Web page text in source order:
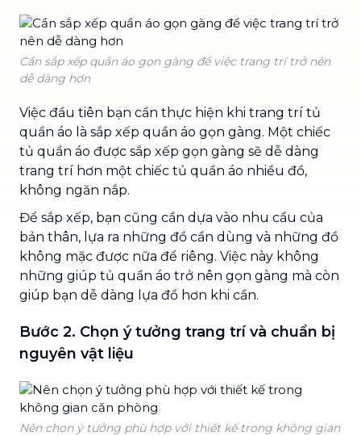
Cần sắp xếp quần áo gọn gàng để việc trang trí trở nên
dễ dàng hơn
Việc đầu tiên bạn cần thực hiện khi trang trí tủ
quần áo là sắp xếp quần áo gọn gàng. Một chiếc
tủ quần áo được sắp xếp gọn gàng sẽ dễ dàng
trang trí hơn một chiếc tủ quần áo nhiều đồ,
không ngăn nắp.
Để sắp xếp, bạn cũng cần dựa vào nhu cầu của
bản thân, lựa ra những đồ cần dùng và những đồ
không mặc được nữa để riêng. Việc này không
những giúp tủ quần áo trở nên gọn gàng mà còn
giúp bạn dễ dàng lựa đồ hơn khi cần.
Bước 2. Chọn ý tưởng trang trí và chuẩn bị
nguyên vật liệu
Nên chọn ý tưởng phù hợp với thiết kế trong không gian